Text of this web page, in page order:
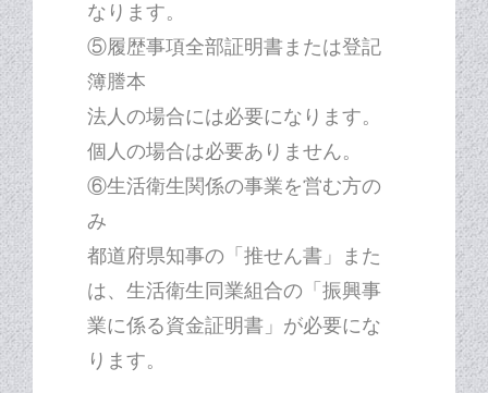
なります。
⑤履歴事項全部証明書または登記
簿謄本
法人の場合には必要になります。
個人の場合は必要ありません。
⑥生活衛生関係の事業を営む方の
み
都道府県知事の「推せん書」また
は、生活衛生同業組合の「振興事
業に係る資金証明書」が必要にな
ります。